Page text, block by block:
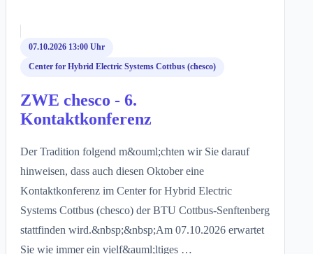
07.10.2026 13:00 Uhr
Center for Hybrid Electric Systems Cottbus (chesco)
ZWE chesco - 6.
Kontaktkonferenz
Der Tradition folgend m&ouml;chten wir Sie darauf
hinweisen, dass auch diesen Oktober eine
Kontaktkonferenz im Center for Hybrid Electric
Systems Cottbus (chesco) der BTU Cottbus-Senftenberg
stattfinden wird.&nbsp;&nbsp;Am 07.10.2026 erwartet
Sie wie immer ein vielf&auml;ltiges …